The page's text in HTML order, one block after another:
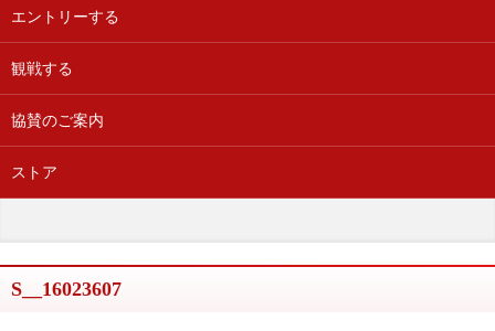
エントリーする
観戦する
協賛のご案内
ストア
S__16023607